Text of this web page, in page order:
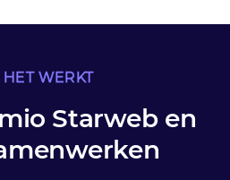
HET WERKT
Starweb en